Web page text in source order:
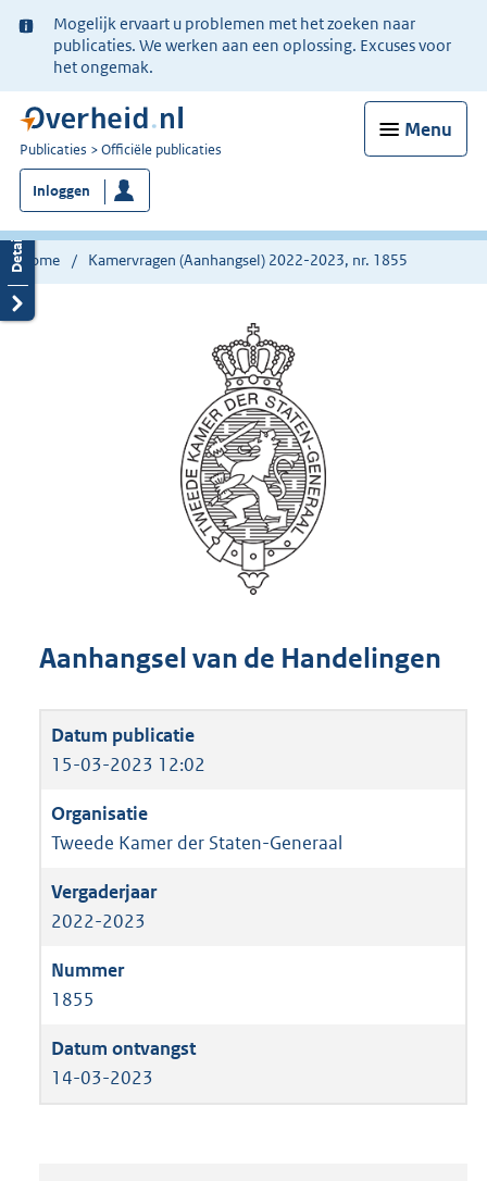
Ter
informatie:
Mogelijk ervaart u problemen met het zoeken naar
publicaties. We werken aan een oplossing. Excuses voor
het ongemak.
Menu
U
bent
nu
hier:
Publicaties Officiële publicaties
Inloggen
Home Kamervragen (Aanhangsel) 2022-2023, nr. 1855
Aanhangsel van de Handelingen
15-03-2023 12:02
Tweede Kamer der Staten-Generaal
2022-2023
1855
14-03-2023